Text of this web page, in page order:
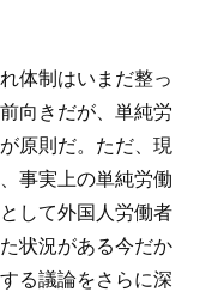
体制はいまだ整っ
向きだが、単純労
原則だ。ただ、現
事実上の単純労働
して外国人労働者
状況がある今だか
る議論をさらに深